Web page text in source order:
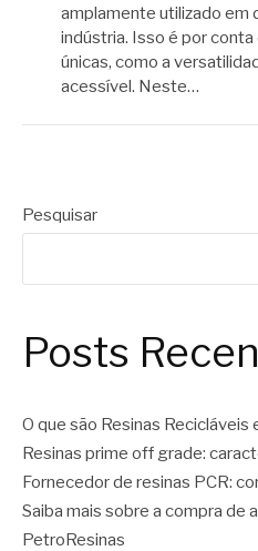
amplamente utilizado em
indústria. Isso é por
únicas, como a
acessível. Neste…
Pesquisar
Posts
O que são Resinas Recicláveis
Resinas prime off grade:
Fornecedor de resinas PCR:
Saiba mais sobre a compra de
PetroResinas